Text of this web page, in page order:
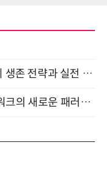
AI × Design : UX디자이너의 5가지 생존 전략과 실전 대응 8월 28일 개최
“AI와 함께 일하는 시대 ” - 스마트 워크의 새로운 패러다임 (9/11)